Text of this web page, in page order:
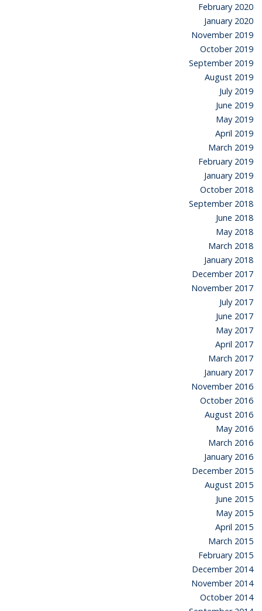
February 2020
January 2020
November 2019
October 2019
September 2019
August 2019
July 2019
June 2019
May 2019
April 2019
March 2019
February 2019
January 2019
October 2018
September 2018
June 2018
May 2018
March 2018
January 2018
December 2017
November 2017
July 2017
June 2017
May 2017
April 2017
March 2017
January 2017
November 2016
October 2016
August 2016
May 2016
March 2016
January 2016
December 2015
August 2015
June 2015
May 2015
April 2015
March 2015
February 2015
December 2014
November 2014
October 2014